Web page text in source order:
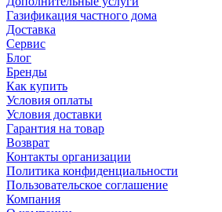
Газификация частного дома
Доставка
Сервис
Блог
Бренды
Как купить
Условия оплаты
Условия доставки
Гарантия на товар
Возврат
Контакты организации
Политика конфиденциальности
Пользовательское соглашение
Компания